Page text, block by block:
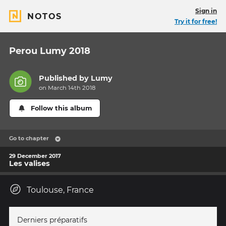
NOTOS
Sign in
Try it for free!
Perou Lumy 2018
Published by Lumy
on March 14th 2018
Follow this album
Go to chapter
29 December 2017
Les valises
Toulouse, France
Derniers préparatifs